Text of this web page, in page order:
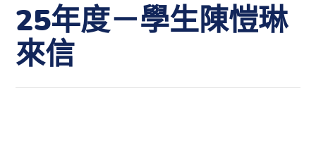
25年度－學生陳愷琳
來信